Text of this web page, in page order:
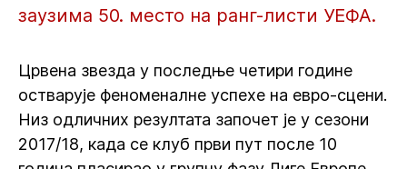
заузима 50. место на ранг-листи УЕФА.
Црвена звезда у последње четири године
остварује феноменалне успехе на евро-сцени.
Низ одличних резултата започет је у сезони
2017/18, када се клуб први пут после 10